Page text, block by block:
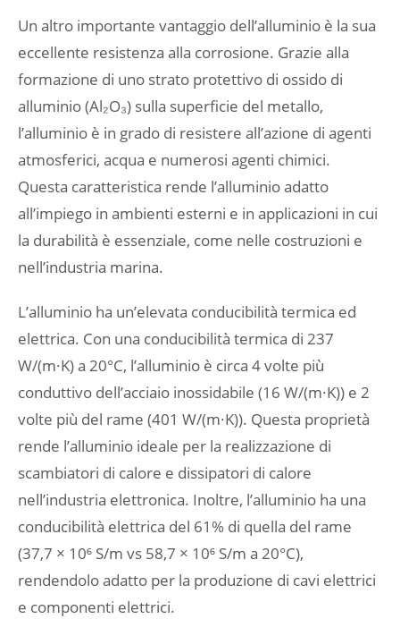
Un altro importante vantaggio dell’alluminio è la sua
eccellente resistenza alla corrosione. Grazie alla
formazione di uno strato protettivo di ossido di
alluminio (Al₂O₃) sulla superficie del metallo,
l’alluminio è in grado di resistere all’azione di agenti
atmosferici, acqua e numerosi agenti chimici.
Questa caratteristica rende l’alluminio adatto
all’impiego in ambienti esterni e in applicazioni in cui
la durabilità è essenziale, come nelle costruzioni e
nell’industria marina.
L’alluminio ha un’elevata conducibilità termica ed
elettrica. Con una conducibilità termica di 237
W/(m·K) a 20°C, l’alluminio è circa 4 volte più
conduttivo dell’acciaio inossidabile (16 W/(m·K)) e 2
volte più del rame (401 W/(m·K)). Questa proprietà
rende l’alluminio ideale per la realizzazione di
scambiatori di calore e dissipatori di calore
nell’industria elettronica. Inoltre, l’alluminio ha una
conducibilità elettrica del 61% di quella del rame
(37,7 × 10⁶ S/m vs 58,7 × 10⁶ S/m a 20°C),
rendendolo adatto per la produzione di cavi elettrici
e componenti elettrici.